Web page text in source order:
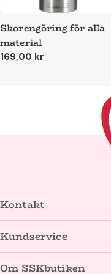
Skorengöring för alla
material
Ordinarie
169,00 kr
Kontakt
Kundservice
Om SSKbutiken